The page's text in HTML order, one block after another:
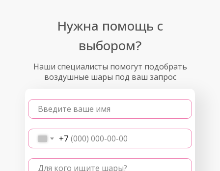
Наши специалисты помогут подобрать
воздушные шары под ваш запрос
Введите ваше имя
+7
Для кого ищите шары?
Нужна помощь с
выбором?